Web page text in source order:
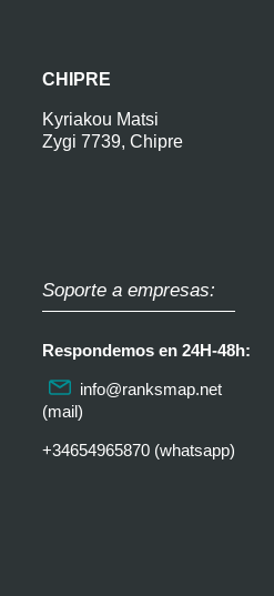
CHIPRE
Kyriakou Matsi
Zygi 7739, Chipre
Soporte a empresas:
Respondemos en 24H-48h:
info@ranksmap.net
(mail)
+34654965870 (whatsapp)